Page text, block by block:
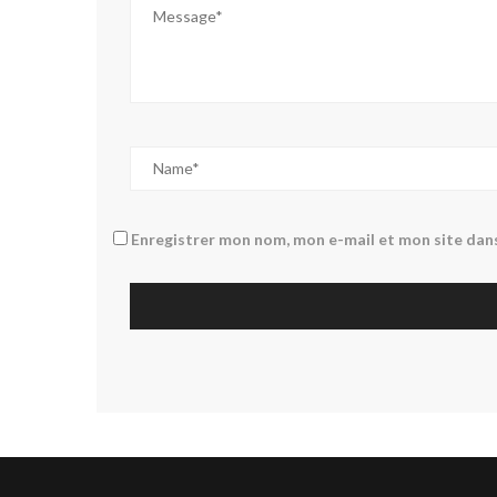
Enregistrer mon nom, mon e-mail et mon site